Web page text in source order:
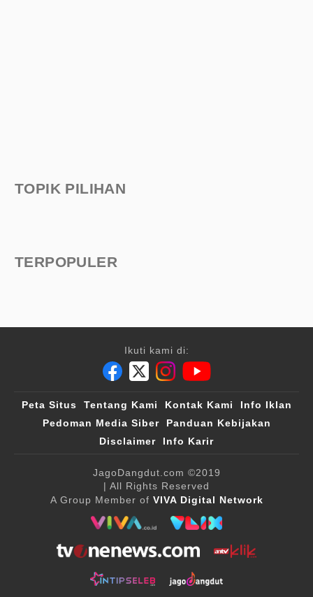
TOPIK PILIHAN
TERPOPULER
Ikuti kami di:
Peta Situs Tentang Kami Kontak Kami
Info Iklan
Pedoman Media Siber
Panduan Kebijakan
Disclaimer
Info Karir
JagoDangdut.com ©2019
| All Rights Reserved
A Group Member of VIVA Digital Network